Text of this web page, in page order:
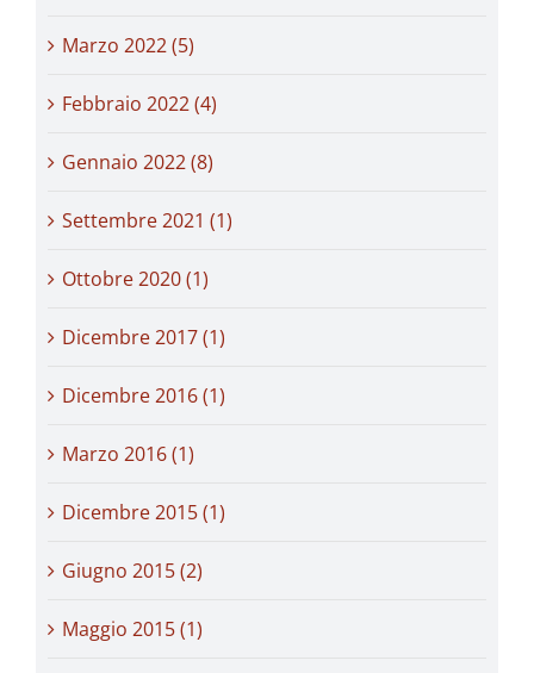
Marzo 2022 (5)
Febbraio 2022 (4)
Gennaio 2022 (8)
Settembre 2021 (1)
Ottobre 2020 (1)
Dicembre 2017 (1)
Dicembre 2016 (1)
Marzo 2016 (1)
Dicembre 2015 (1)
Giugno 2015 (2)
Maggio 2015 (1)